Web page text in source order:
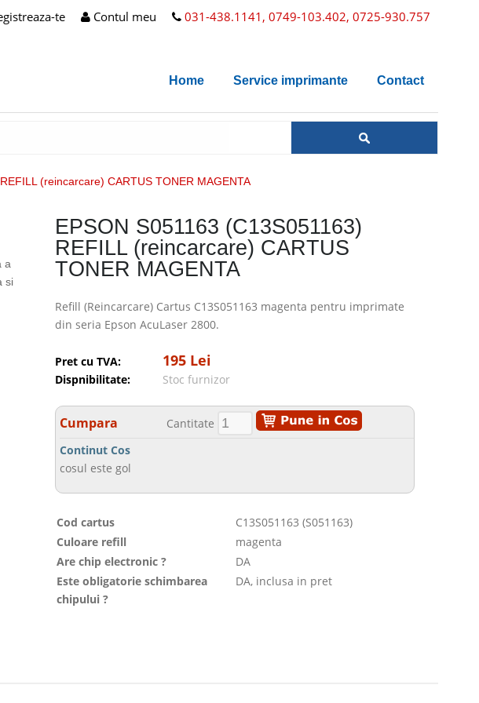
031-438.1141, 0749-103.402, 0725-930.757
Contul meu
te
Home Service imprimante Contact
(reincarcare) CARTUS TONER MAGENTA
a
si
EPSON S051163 (C13S051163)
REFILL (reincarcare) CARTUS
TONER MAGENTA
Refill (Reincarcare) Cartus C13S051163 magenta pentru imprimate
din seria Epson AcuLaser 2800.
Pret cu TVA: 195 Lei
Dispnibilitate: Stoc furnizor
Cumpara
Cantitate
Continut Cos
cosul este gol
Cod cartus
C13S051163 (S051163)
Culoare refill
magenta
Are chip electronic ?
DA
Este obligatorie schimbarea
chipului ?
DA, inclusa in pret